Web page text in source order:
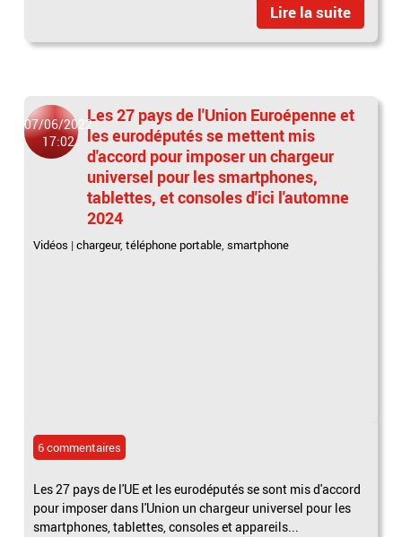
Lire la suite
07/06/2022
17:02
Les 27 pays de l'Union Euroépenne et
les eurodéputés se mettent mis
d'accord pour imposer un chargeur
universel pour les smartphones,
tablettes, et consoles d'ici l'automne
2024
Vidéos |chargeur,téléphone portable ,smartphone
6 commentaires
Les 27 pays de l'UE et les eurodéputés se sont mis d'accord
pour imposer dans l'Union un chargeur universel pour les
smartphones, tablettes, consoles et appareils...